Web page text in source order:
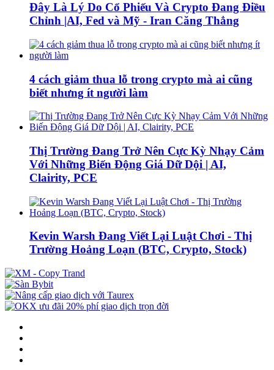
Đây Là Lý Do Cổ Phiếu Và Crypto Đang Điều
Chỉnh |AI, Fed và Mỹ - Iran Căng Thẳng
4 cách giảm thua lỗ trong crypto mà ai cũng
biết nhưng ít người làm
Thị Trường Đang Trở Nên Cực Kỳ Nhạy Cảm
Với Những Biến Động Giá Dữ Dội | AI,
Clairity, PCE
Kevin Warsh Đang Viết Lại Luật Chơi - Thị
Trường Hoảng Loạn (BTC, Crypto, Stock)